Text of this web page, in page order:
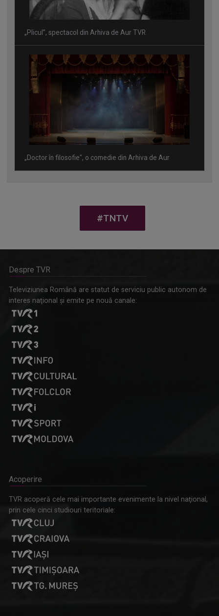
„Plicul”, spectacol din Arhiva de Aur TVR
„Doctor în filosofie", o comedie din Arhiva de Aur
prin piesa „Ultima oră”, o montare de colecție, din 1979
#TNTV
Despre TVR
Televiziunea Română are statut de serviciu public autonom de
interes naţional şi emite pe nouă canale:
Acoperire
TVR acoperă cele mai importante evenimente la nivel naţional,
prin cele cinci studiouri teritoriale: